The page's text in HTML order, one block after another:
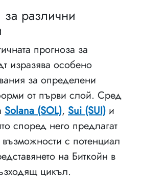
за различни
прогноза за
изразява особено
за определени
от първи слой. Сред
Solana (SOL), Sui (SUI) и
според него предлагат
с потенциал
на Биткойн в
цикъл.